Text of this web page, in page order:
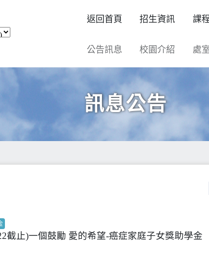
返回首頁 招生資訊 課
公告訊息 校園介紹 處
訊息公告
截止)一個鼓勵 愛的希望-癌症家庭子女獎助學金